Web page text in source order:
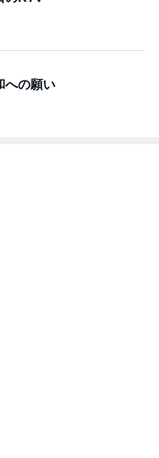
への願い